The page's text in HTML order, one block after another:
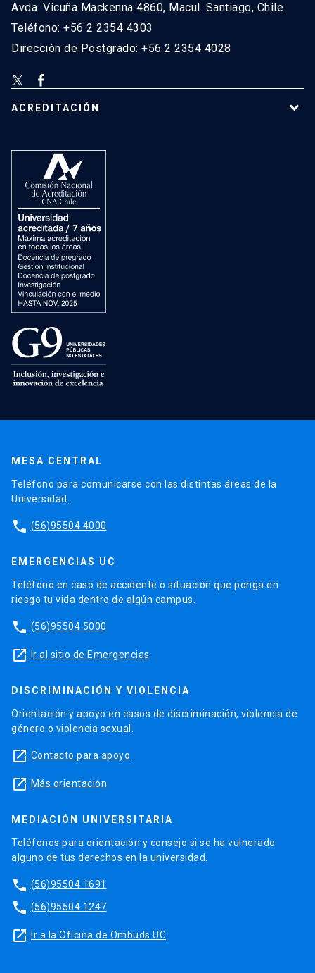
Avda. Vicuña Mackenna 4860, Macul. Santiago, Chile
Teléfono: +56 2 2354 4303
Dirección de Postgrado: +56 2 2354 4028
ACREDITACIÓN
MESA CENTRAL
Teléfono para comunicarse con las distintas áreas de la
Universidad.
phone (56)95504 4000
EMERGENCIAS UC
Teléfono en caso de accidente o situación que ponga en
riesgo tu vida dentro de algún campus.
phone (56)95504 5000
launch Ir al sitio de Emergencias
DISCRIMINACIÓN Y VIOLENCIA
Orientación y apoyo en casos de discriminación, violencia de
género o violencia sexual.
launch Contacto para apoyo
launch Más orientación
MEDIACIÓN UNIVERSITARIA
Teléfonos para orientación y consejo si se ha vulnerado
alguno de tus derechos en la universidad.
phone (56)95504 1691
phone (56)95504 1247
launch Ir a la Oficina de Ombuds UC